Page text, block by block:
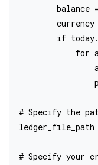
balance
currency
if
for
# Specify the
ledger_file_path
# Specify your